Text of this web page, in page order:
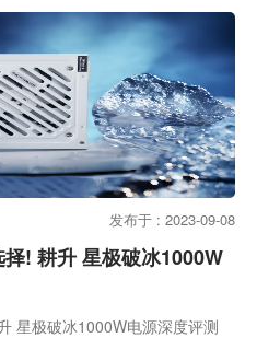
发布于 : 2023-09-08
! 耕升 星极破冰1000W
星极破冰1000W电源深度评测